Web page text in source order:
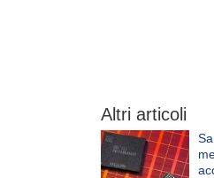
Altri articoli